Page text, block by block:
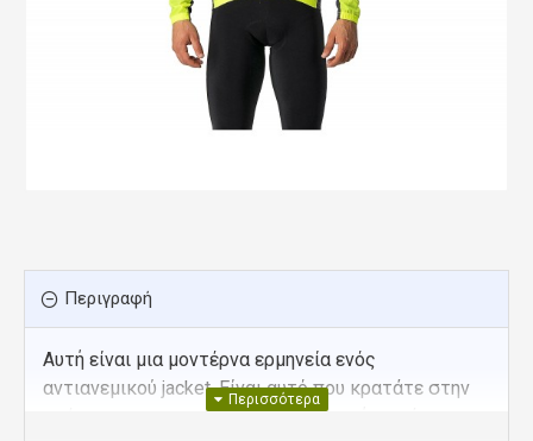
Περιγραφή
Αυτή είναι μια μοντέρνα ερμηνεία ενός
αντιανεμικού jacket. Είναι αυτό που κρατάτε στην
τσέπη σας για μια μεγάλη κατάβαση ή φοράτε την